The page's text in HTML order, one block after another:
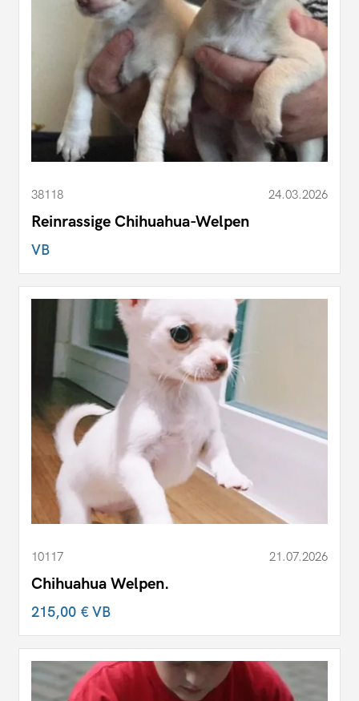
38118 24.03.2026
Reinrassige Chihuahua-Welpen
VB
10117 21.07.2026
Chihuahua Welpen.
215,00 €VB